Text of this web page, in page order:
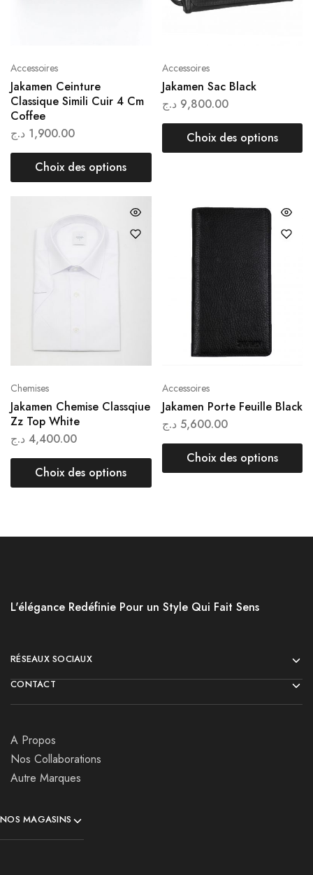
Accessoires
Jakamen Ceinture
Classique Simili Cuir 4 Cm
Coffee
1,900.00 د.ج
Choix des options
Accessoires
Jakamen Sac Black
9,800.00 د.ج
Choix des options
Chemises
Jakamen Chemise Classqiue
Zz Top White
4,400.00 د.ج
Choix des options
Accessoires
Jakamen Porte Feuille Black
5,600.00 د.ج
Choix des options
L'élégance Redéfinie Pour un Style Qui Fait Sens
RÉSEAUX SOCIAUX
CONTACT
A Propos
Nos Collaborations
Autre Marques
NOS MAGASINS